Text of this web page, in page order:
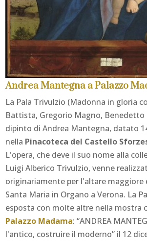
Andrea Mantegna a Palazzo
La Pala Trivulzio (Madonna in gloria
Battista, Gregorio Magno, Benedetto
dipinto di Andrea Mantegna, datato
nella Pinacoteca del Castello
L'opera, che deve il suo nome alla
Luigi Alberico Trivulzio, venne
originariamente per l'altare maggiore
Santa Maria in Organo a Verona. La
esposta con molte altre nella mostra
Palazzo Madama: “ANDREA
l'antico, costruire il moderno” il 12